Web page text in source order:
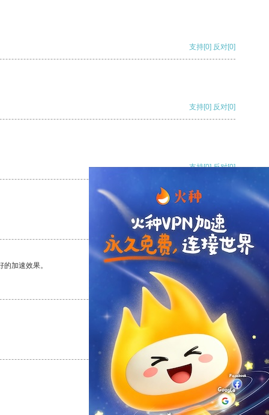
支持[0] 反对[0]
支持[0] 反对[0]
支持[0] 反对[0]
支持[0] 反对
加速效果。
支持
支持 反对 [0]